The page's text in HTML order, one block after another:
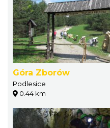
Góra Zborów
Podlesice
0.44 km